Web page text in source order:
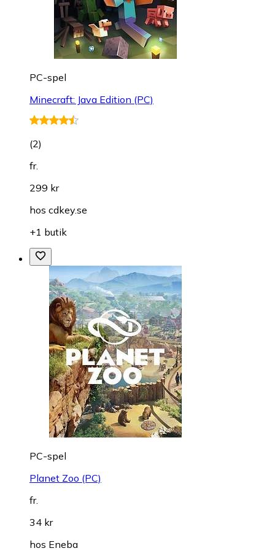
PC-spel
Minecraft: Java Edition (PC)
(2)
fr.
299 kr
hos cdkey.se
+1 butik
PC-spel
Planet Zoo (PC)
fr.
34 kr
hos Eneba